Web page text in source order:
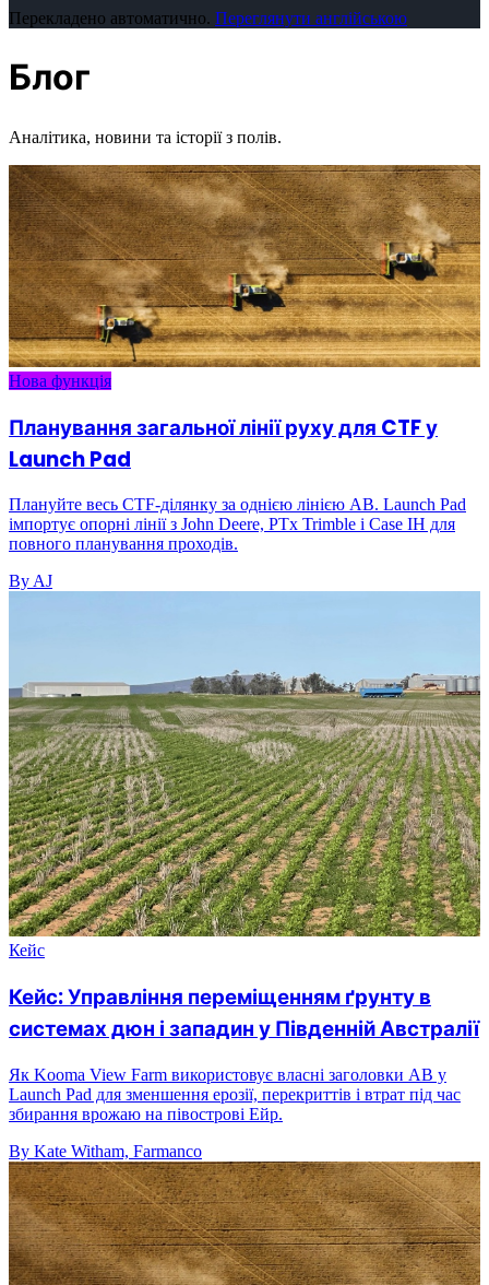
Перекладено автоматично. Переглянути англійською
Блог
Аналітика, новини та історії з полів.
Нова функція
Планування загальної лінії руху для CTF у
Launch Pad
Плануйте весь CTF-ділянку за однією лінією AB. Launch Pad
імпортує опорні лінії з John Deere, PTx Trimble і Case IH для
повного планування проходів.
By AJ
Кейс
Кейс: Управління переміщенням ґрунту в
системах дюн і западин у Південній Австралії
Як Kooma View Farm використовує власні заголовки AB у
Launch Pad для зменшення ерозії, перекриттів і втрат під час
збирання врожаю на півострові Ейр.
By Kate Witham, Farmanco